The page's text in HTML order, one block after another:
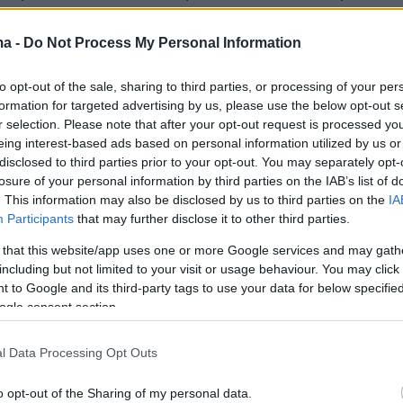
- Do Not Process My Personal Information
opt-out of the sale, sharing to third parties, or processing of your
for targeted advertising by us, please use the below opt-out
selection. Please note that after your opt-out request is processed
interest-based ads based on personal information utilized by us
to third parties prior to your opt-out. You may separately
of your personal information by third parties on the IAB’s list of
This information may also be disclosed by us to third parties on the
Participants that may further disclose it to other third parties.
that this website/app uses one or more Google services and may
but not limited to your visit or usage behaviour. You may
to Google and its third-party tags to use your data for below
consent section.
Data Processing Opt Outs
opt-out of the Sharing of my personal data.
από τα αδιάκριτα βλέμματα και
αντιπάλους του. Η ύπαρξή τους, όμως,
λέγοντας «έχω δύο κόρες, αλλά δεν
γι’ αυτές δημοσίως».